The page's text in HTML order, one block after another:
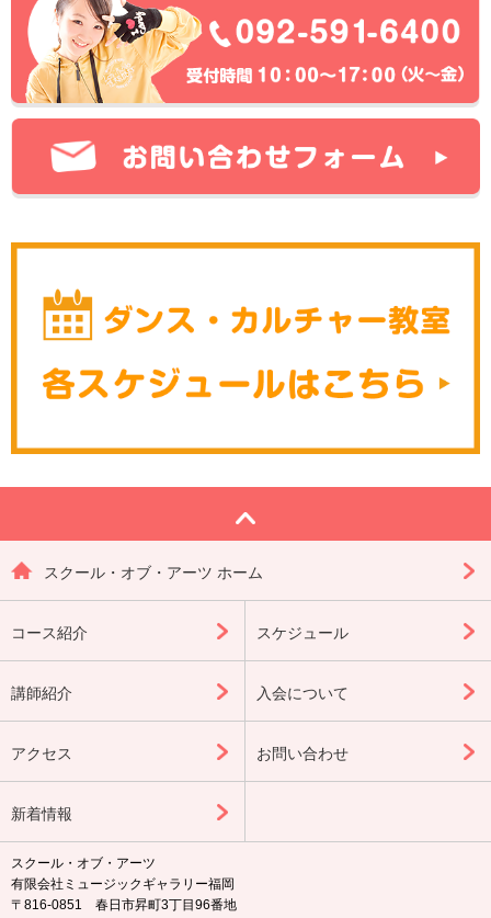
スクール・オブ・アーツ ホーム
コース紹介 スケジュール
講師紹介 入会について
アクセス お問い合わせ
新着情報
スクール・オブ・アーツ
有限会社ミュージックギャラリー福岡
〒816-0851 春日市昇町3丁目96番地